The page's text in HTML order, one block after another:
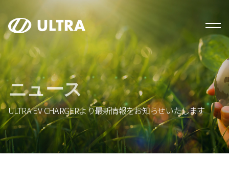
ニュース
ULTRA EV CHARGERより最新情報をお知らせいたします